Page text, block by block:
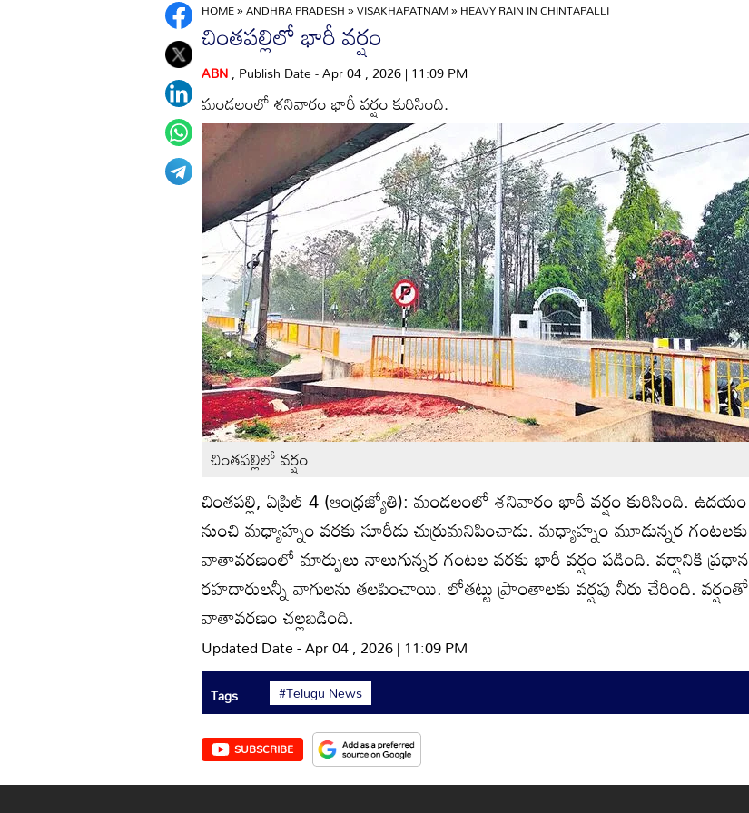
HOME»ANDHRA PRADESH»VISAKHAPATNAM»HEAVY RAIN IN CHINTAPALLI
చింతపల్లిలో భారీ వర్షం
ABN, Publish Date - Apr 04 , 2026 | 11:09 PM
మండలంలో శనివారం భారీ వర్షం కురిసింది.
చింతపల్లిలో వర్షం
చింతపల్లి, ఏప్రిల్‌ 4 (ఆంధ్రజ్యోతి): మండలంలో శనివారం భారీ వర్షం కురిసింది. ఉదయం
నుంచి మధ్యాహ్నం వరకు సూరీడు చుర్రుమనిపించాడు. మధ్యాహ్నం మూడున్నర గంటలకు
వాతావరణంలో మార్పులు నాలుగున్నర గంటల వరకు భారీ వర్షం పడింది. వర్షానికి ప్రధాన
రహదారులన్నీ వాగులను తలపించాయి. లోతట్టు ప్రాంతాలకు వర్షపు నీరు చేరింది. వర్షంతో
వాతావరణం చల్లబడింది.
Updated Date - Apr 04 , 2026 | 11:09 PM
Tags #Telugu News
SUBSCRIBE